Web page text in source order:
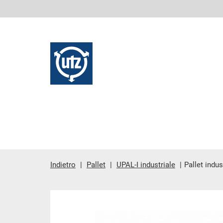
Indietro Pallet UPAL-I industriale Pallet